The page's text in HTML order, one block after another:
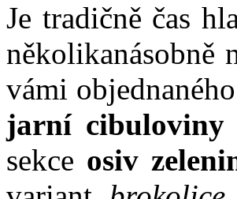
Je tradičně čas
několikanásobně
vámi
jarní cibuloviny
sekce osiv